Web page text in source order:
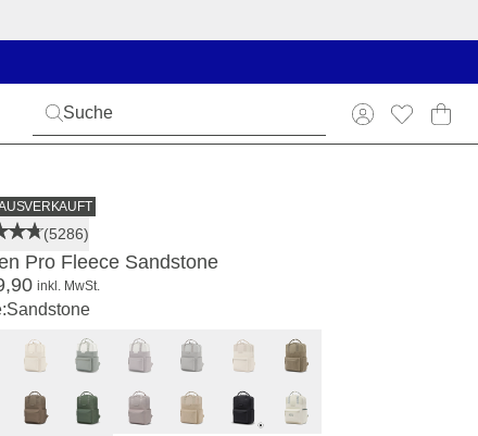
(5286)
Pro Fleece Sandstone
inkl. MwSt.
Sandstone